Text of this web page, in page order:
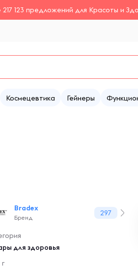
217 123 предложений для Красоты и
Космецевтика Гейнеры
Bradex
Бренд
297
для здоровья